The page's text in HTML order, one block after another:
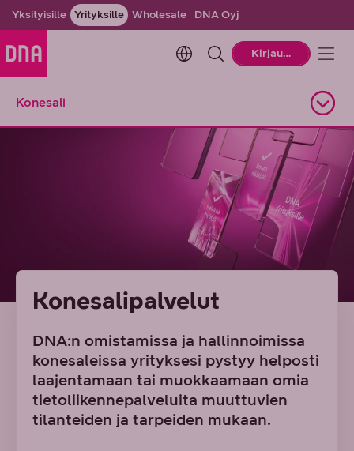
Yksityisille Yrityksille Wholesale DNA Oyj
Change language. Current
Kirjaudu
Konesali
Konesalipalvelut
DNA:n omistamissa ja hallinnoimissa
konesaleissa yrityksesi pystyy helposti
laajentamaan tai muokkaamaan omia
tietoliikennepalveluita muuttuvien
tilanteiden ja tarpeiden mukaan.